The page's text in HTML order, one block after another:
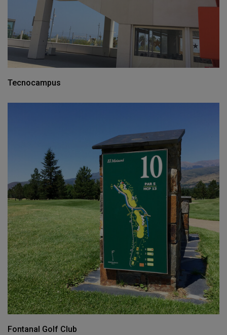
Tecnocampus
Fontanal Golf Club